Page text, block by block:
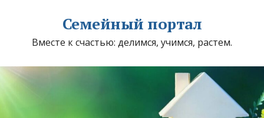
Семейный портал
Вместе к счастью: делимся, учимся, растем.